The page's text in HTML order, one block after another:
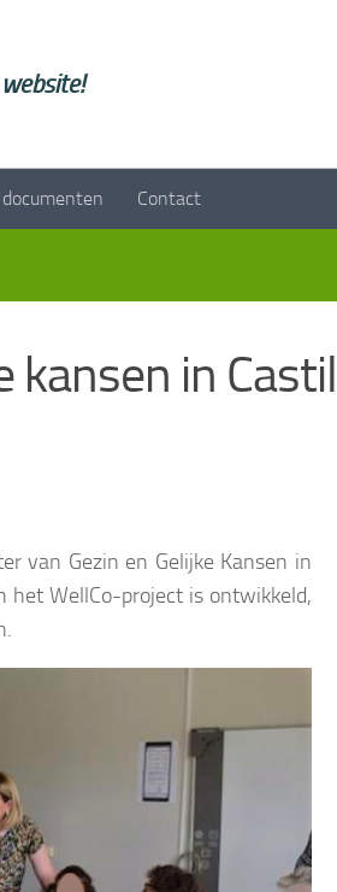
Contact
kansen in
van Gezin en Gelijke Kansen in
het WellCo-project is ontwikkeld,